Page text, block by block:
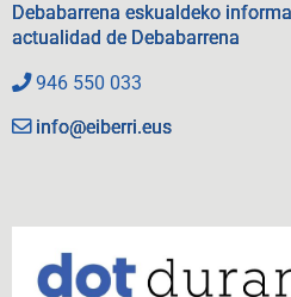
Debabarrena eskualdeko
actualidad de Debabarrena
946 550 033
info@eiberri.eus